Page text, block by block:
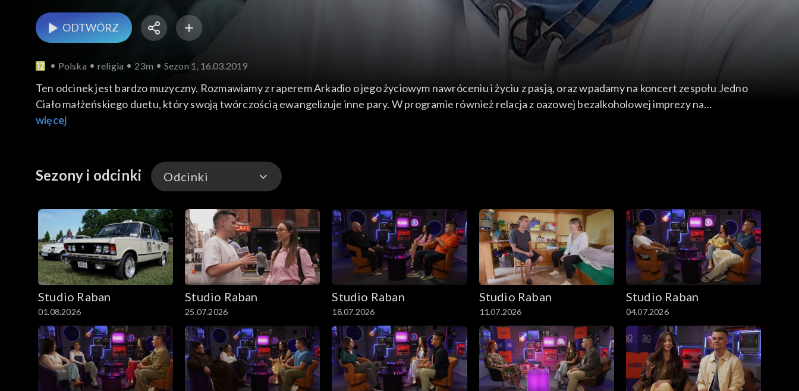
ODTWÓRZ
Polska religia 23m Sezon 1, 16.03.2019
Ten odcinek jest bardzo muzyczny. Rozmawiamy z raperem Arkadio o jego życiowym nawróceniu i życiu z pasją, oraz wpadamy na koncert zespołu Jedno
Ciało małżeńskiego duetu, który swoją twórczością ewangelizuje inne pary. W programie również relacja z oazowej bezalkoholowej imprezy na
warszawskim Tarchominie oraz przegląd ciekawych i nietypowych propozycji wielkopostnych. A na koniec romantyczne zaręczyny w Panamie.
więcej
Sezony i odcinki Odcinki
Odcinki
Studio Raban
01.08.2026
Studio Raban
25.07.2026
Studio Raban
18.07.2026
Studio Raban
11.07.2026
Studio Raban
04.07.2026